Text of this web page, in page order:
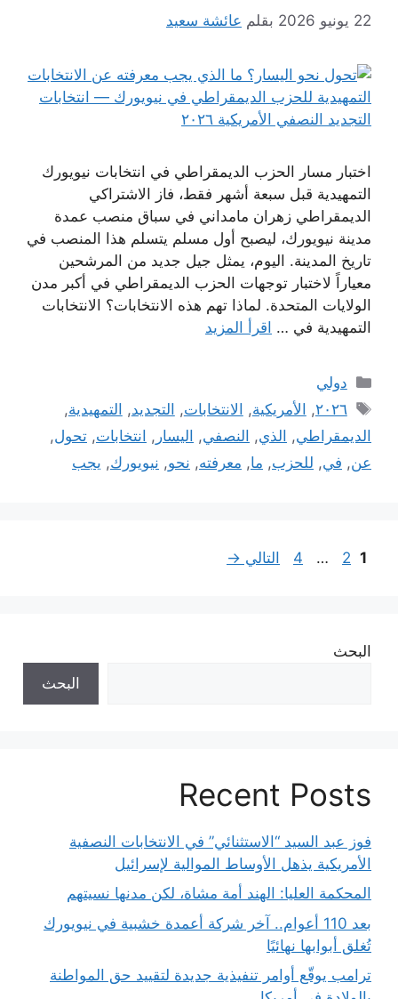
22 يونيو 2026 بقلم عائشة سعيد
اختبار مسار الحزب الديمقراطي في انتخابات نيويورك
التمهيدية قبل سبعة أشهر فقط، فاز الاشتراكي
الديمقراطي زهران مامداني في سباق منصب عمدة
مدينة نيويورك، ليصبح أول مسلم يتسلم هذا المنصب في
تاريخ المدينة. اليوم، يمثل جيل جديد من المرشحين
معياراً لاختبار توجهات الحزب الديمقراطي في أكبر مدن
الولايات المتحدة. لماذا تهم هذه الانتخابات؟ الانتخابات
التمهيدية في … اقرأ المزيد
التصنيفات
دولي
الوسوم
٢٠٢٦, الأمريكية, الانتخابات, التجديد, التمهيدية,
الديمقراطي, الذي, النصفي, اليسار , انتخابات, تحول,
عن, في, للحزب, ما, معرفته, نحو, نيويورك, يجب
Page
1
Page
2
…
Page
4 التالي →
البحث
البحث
Recent Posts
فوز عبد السيد “الاستثنائي” في الانتخابات النصفية
الأمريكية يذهل الأوساط الموالية لإسرائيل
المحكمة العليا: الهند أمة مشاة، لكن مدنها نسيتهم
بعد 110 أعوام.. آخر شركة أعمدة خشبية في نيويورك
تُغلق أبوابها نهائيًا
ترامب يوقّع أوامر تنفيذية جديدة لتقييد حق المواطنة